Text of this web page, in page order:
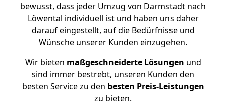
bewusst, dass jeder Umzug von Darmstadt nach
Löwental individuell ist und haben uns daher
darauf eingestellt, auf die Bedürfnisse und
Wünsche unserer Kunden einzugehen.
Wir bieten maßgeschneiderte Lösungen und
sind immer bestrebt, unseren Kunden den
besten Service zu den besten Preis-Leistungen
zu bieten.